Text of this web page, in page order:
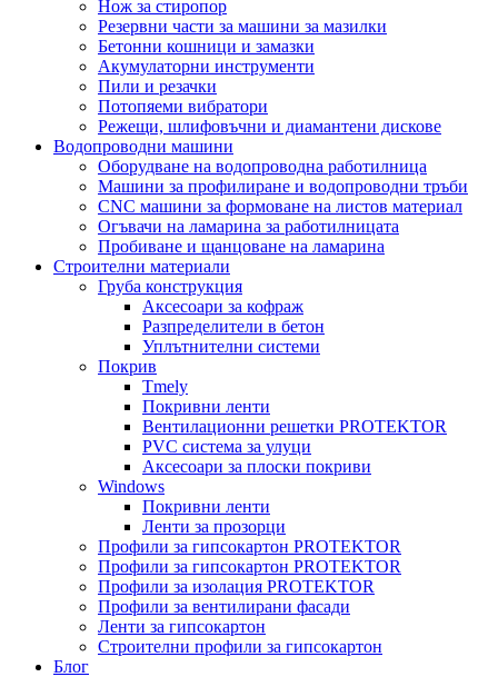
Нож за стиропор
Резервни части за машини за мазилки
Бетонни кошници и замазки
Акумулаторни инструменти
Пили и резачки
Потопяеми вибратори
Режещи, шлифовъчни и диамантени дискове
Водопроводни машини
Оборудване на водопроводна работилница
Машини за профилиране и водопроводни тръби
CNC машини за формоване на листов материал
Огъвачи на ламарина за работилницата
Пробиване и щанцоване на ламарина
Строителни материали
Груба конструкция
Аксесоари за кофраж
Разпределители в бетон
Уплътнителни системи
Покрив
Tmely
Покривни ленти
Вентилационни решетки PROTEKTOR
PVC система за улуци
Аксесоари за плоски покриви
Windows
Покривни ленти
Ленти за прозорци
Профили за гипсокартон PROTEKTOR
Профили за гипсокартон PROTEKTOR
Профили за изолация PROTEKTOR
Профили за вентилирани фасади
Ленти за гипсокартон
Строителни профили за гипсокартон
Блог